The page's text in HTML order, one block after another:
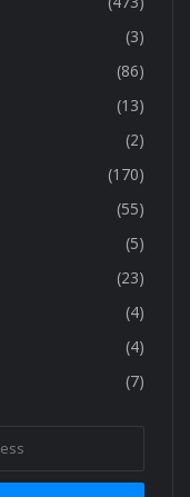
(3)
(86)
(13)
(2)
(170)
(55)
(5)
(23)
(4)
(4)
(7)